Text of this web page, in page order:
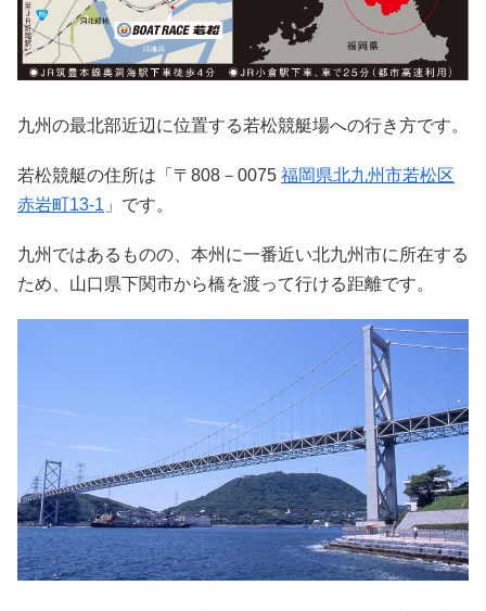
九州の最北部近辺に位置する若松競艇場への行き方です。
若松競艇の住所は「〒808－0075 福岡県北九州市若松区
赤岩町13-1 」です。
九州ではあるものの、本州に一番近い北九州市に所在する
ため、山口県下関市から橋を渡って行ける距離です。